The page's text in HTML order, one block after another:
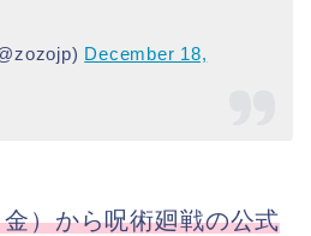
December 18,
）から呪術廻戦の公式